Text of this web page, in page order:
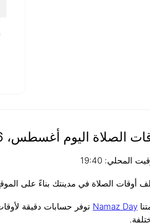
الصلاة اليوم أغسطس، 06، 2026
المحلي: 19:40
أوقات الصلاة في مدينتك بناءً على
Namaz Day توفر حسابات دقيقة